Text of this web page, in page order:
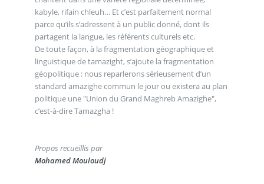
kabyle, rifain chleuh… Et c’est parfaitement normal
parce qu’ils s’adressent à un public donné, dont ils
partagent la langue, les référents culturels etc.
De toute façon, à la fragmentation géographique et
linguistique de tamazight, s’ajoute la fragmentation
géopolitique : nous reparlerons sérieusement d’un
standard amazighe commun le jour ou existera au plan
politique une "Union du Grand Maghreb Amazighe",
c’est-à-dire Tamazgha !
Propos recueillis par
Mohamed Mouloudj